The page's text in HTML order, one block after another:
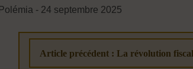
- 24 septembre 2025
Article précédent : La révolution